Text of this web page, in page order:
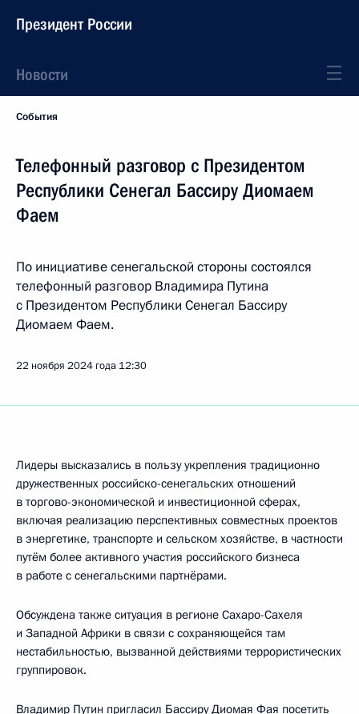
Президент России
Новости
События
Телефонный разговор с Президентом
Республики Сенегал Бассиру Диомаем
Фаем
По инициативе сенегальской стороны состоялся
телефонный разговор Владимира Путина
с Президентом Республики Сенегал Бассиру
Диомаем Фаем.
22 ноября 2024 года 12:30
Лидеры высказались в пользу укрепления традиционно
дружественных российско-сенегальских отношений
в торгово-экономической и инвестиционной сферах,
включая реализацию перспективных совместных проектов
в энергетике, транспорте и сельском хозяйстве, в частности
путём более активного участия российского бизнеса
в работе с сенегальскими партнёрами.
Обсуждена также ситуация в регионе Сахаро-Сахеля
и Западной Африки в связи с сохраняющейся там
нестабильностью, вызванной действиями террористических
группировок.
Владимир Путин пригласил Бассиру Диомая Фая посетить